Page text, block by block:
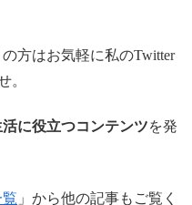
方はお気軽に私のTwitter
。
に役立つコンテンツを発
」から他の記事もご覧く